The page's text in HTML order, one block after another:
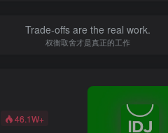
Trade-offs are the real work.
权衡取舍才是真正的工作
46.1W+